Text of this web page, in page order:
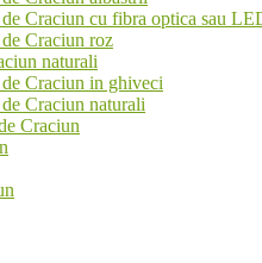
Craciun cu fibra optica sau
Craciun roz
naturali
Craciun in ghiveci
Craciun naturali
Craciun